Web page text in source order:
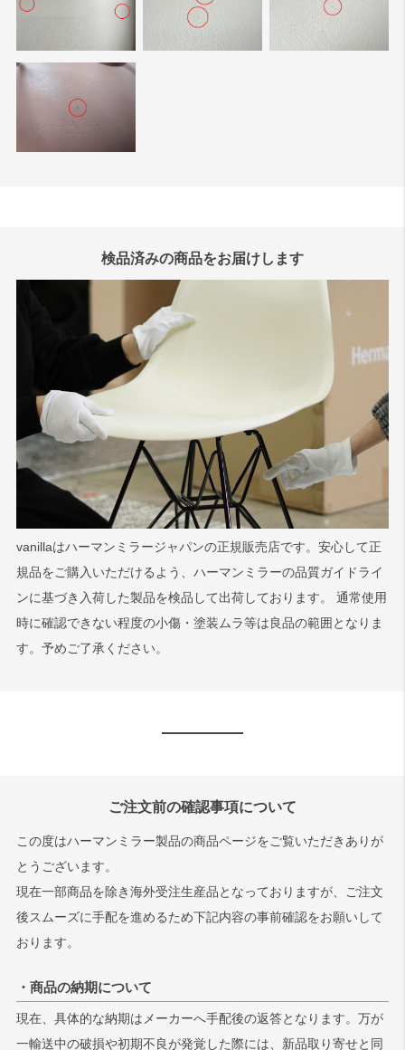
検品済みの商品をお届けします
vanillaはハーマンミラージャパンの正規販売店です。安心して正
規品をご購入いただけるよう、ハーマンミラーの品質ガイドライ
ンに基づき入荷した製品を検品して出荷しております。 通常使用
時に確認できない程度の小傷・塗装ムラ等は良品の範囲となりま
す。予めご了承ください。
ご注文前の確認事項について
この度はハーマンミラー製品の商品ページをご覧いただきありが
とうございます。
現在一部商品を除き海外受注生産品となっておりますが、ご注文
後スムーズに手配を進めるため下記内容の事前確認をお願いして
おります。
・商品の納期について
現在、具体的な納期はメーカーへ手配後の返答となります。万が
一輸送中の破損や初期不良が発覚した際には、新品取り寄せと同